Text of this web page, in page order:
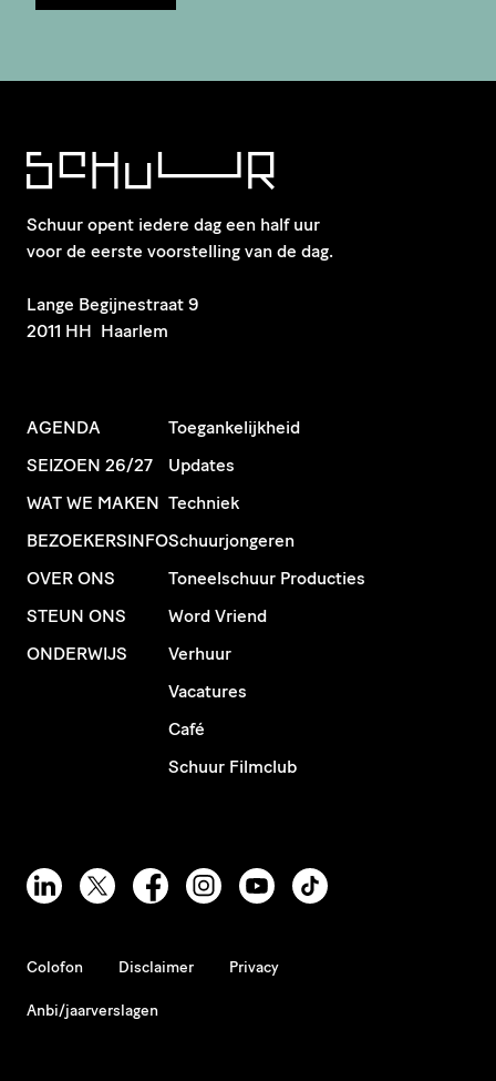
Schuur opent iedere dag een half uur
voor de eerste voorstelling van de dag.
​Lange Begijnestraat 9
2011 HH Haarlem
AGENDA
SEIZOEN 26/27
WAT WE MAKEN
BEZOEKERSINFO
OVER ONS
STEUN ONS
ONDERWIJS
Toegankelijkheid
Updates
Techniek
Schuurjongeren
Toneelschuur Producties
Word Vriend
Verhuur
Vacatures
Café
Schuur Filmclub
Colofon Disclaimer Privacy
Anbi/jaarverslagen